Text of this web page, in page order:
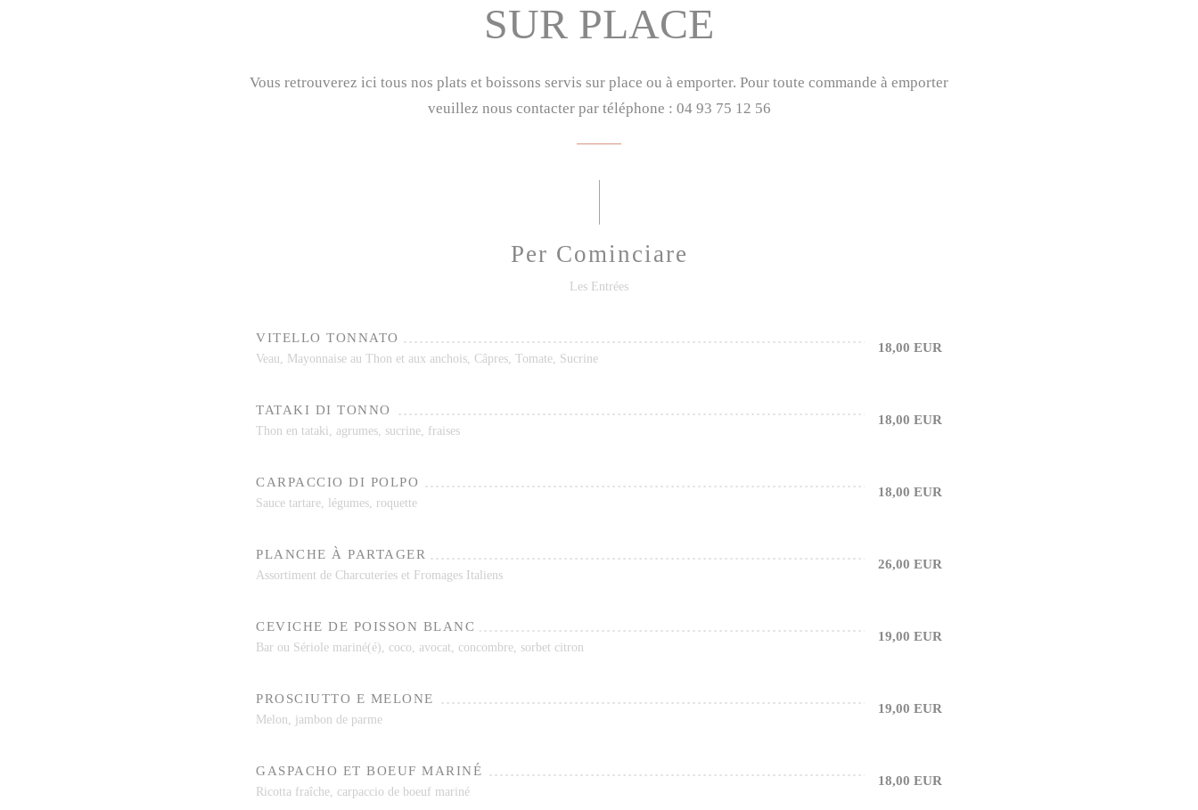
SUR PLACE
Vous retrouverez ici tous nos plats et boissons servis sur place ou à emporter. Pour toute commande à emporter
veuillez nous contacter par téléphone : 04 93 75 12 56
Per Cominciare
Les Entrées
VITELLO TONNATO
Veau, Mayonnaise au Thon et aux anchois, Câpres, Tomate, Sucrine
18,00 EUR
TATAKI DI TONNO
Thon en tataki, agrumes, sucrine, fraises
18,00 EUR
CARPACCIO DI POLPO
Sauce tartare, légumes, roquette
18,00 EUR
PLANCHE À PARTAGER
Assortiment de Charcuteries et Fromages Italiens
26,00 EUR
CEVICHE DE POISSON BLANC
Bar ou Sériole mariné(é), coco, avocat, concombre, sorbet citron
19,00 EUR
PROSCIUTTO E MELONE
Melon, jambon de parme
19,00 EUR
GASPACHO ET BOEUF MARINÉ
Ricotta fraîche, carpaccio de boeuf mariné
18,00 EUR